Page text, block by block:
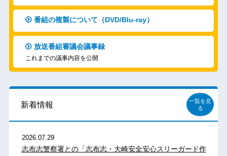
番組の複製について（DVD/Blu-ray）
放送番組審議会議事録
これまでの議事内容を公開
新着情報
一覧を見
る
2026.07.29
志布志警察署との「志布志・大崎安全安心スリーガード作